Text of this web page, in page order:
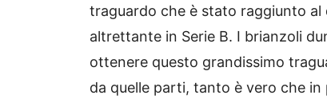
traguardo che è stato raggiunto
altrettante in Serie B. I brianzoli
ottenere questo grandissimo
da quelle parti, tanto è vero che